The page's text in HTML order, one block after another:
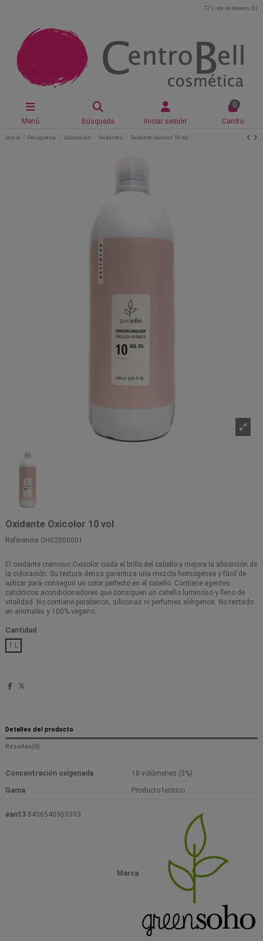
Lista de deseos (0 )
Menú Búsqueda Iniciar sesión
0
Carrito
Inicio Peluquería Coloración Oxidantes Oxidante Oxicolor 10 vol
Oxidante Oxicolor 10 vol
Referencia GH02000001
El oxidante cremoso Oxicolor cuida el brillo del cabello y mejora la absorción de
la coloración. Su textura densa garantiza una mezcla homogénea y fácil de
aplicar para conseguir un color perfecto en el cabello. Contiene agentes
catiónicos acondicionadores que consiguen un cabello luminoso y lleno de
vitalidad. No contiene parabenos, siliconas ni perfumes alérgenos. No testado
en animales y 100% vegano.
Cantidad
1 L
Detalles del producto
Reseñas(0)
Concentración oxigenada 10 volúmenes (3%)
Gama Producto tecnico
Marca
ean13 8436540959393